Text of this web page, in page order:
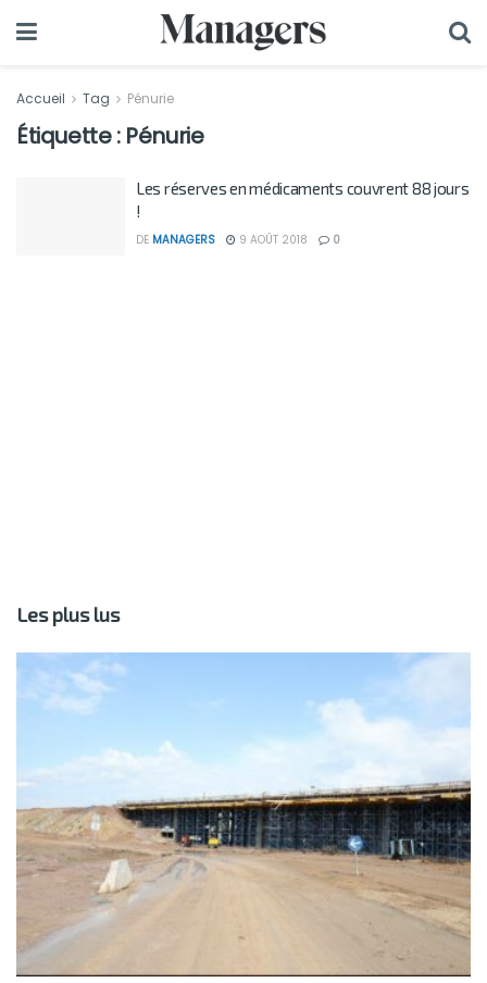
Accueil Tag Pénurie
Étiquette : Pénurie
Les réserves en médicaments couvrent 88 jours
!
DE MANAGERS 9 AOÛT 2018 0
Les plus lus